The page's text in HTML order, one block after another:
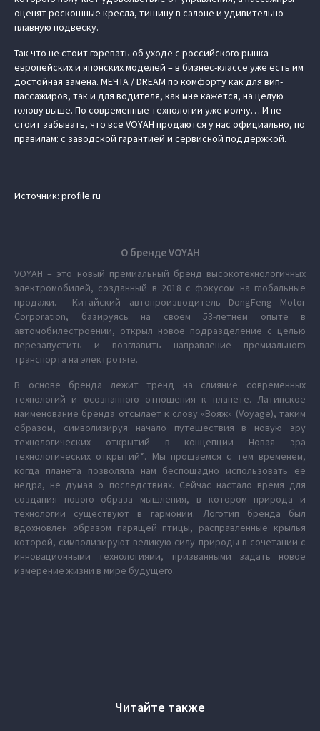
оценят роскошные кресла, тишину в салоне и удивительно
плавную подвеску.
Так что не стоит горевать об уходе с российского рынка
европейских и японских моделей – в бизнес-классе уже есть им
достойная замена. МЕЧТА / DREAM по комфорту как для вип-
пассажиров, так и для водителя, как мне кажется, на целую
голову выше. По современные технологии уже молчу… И не
стоит забывать, что все VOYAH продаются у нас официально, по
правилам: с заводской гарантией и сервисной поддержкой.
Источник: profile.ru
О бренде VOYAH
VOYAH – это новый премиальный бренд высокотехнологичных
электромобилей, созданный в 2018 с фокусом на глобальные
продажи. Китайский автопроизводитель DongFeng Motor
Corporation, базируясь на своем 53-летнем опыте в
автомобилестроении, открыл новое подразделение с целью
перезапустить и возглавить направление премиального
транспорта на электротяге.
В основе бренда лежит тренд на слияние современных
технологий и осознанного отношения к планете. Латинское
наименование бренда отсылает к слову «Вояж» (Voyage), таким
образом, символизируя начало путешествия в новую эру
технологических открытий в концепции Новая эра
технологических открытий*. Мы прощаемся с тем временем,
когда планета позволяла нам беспощадно использовать ее
недра, не думая о последствиях. Сейчас настало время для
создания нового образа мышления, в котором природа и
технологии существуют в гармонии. Логотип бренда был
вдохновлен образом парящей птицы, расправленные крылья
которой, символизируют великую силу природы в сочетании с
инновационными технологиями, призванными задать новое
измерение жизни в мире будущего.
Читайте также